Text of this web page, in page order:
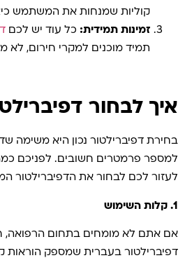
קוליות שמנחות את המשתמש
זמינות תמידית: כל עוד יש לכם
תמיד מוכנים למקרי חירום, לא
איך לבחור
בחירת דפיברילטור נכון היא משימה
למספר פרמטרים חשובים. לפניכם
לעזור לכם לבחור את הדפיברילטור
1. קלות השימוש
אם אתם לא מומחים בתחום הרפואה,
דפיברילטור בעברית שמספק הוראות